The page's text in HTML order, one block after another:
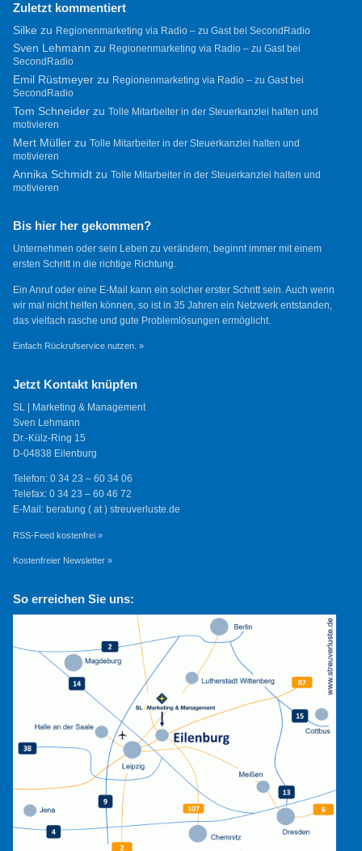
Zuletzt kommentiert
Silkezu Regionenmarketing via Radio – zu Gast bei SecondRadio
Sven Lehmann zu Regionenmarketing via Radio – zu Gast bei
SecondRadio
Emil Rüstmeyerzu Regionenmarketing via Radio – zu Gast bei
SecondRadio
Tom Schneiderzu Tolle Mitarbeiter in der Steuerkanzlei halten und
motivieren
Mert Müllerzu Tolle Mitarbeiter in der Steuerkanzlei halten und
motivieren
Annika Schmidtzu Tolle Mitarbeiter in der Steuerkanzlei halten und
motivieren
Bis hier her gekommen?
Unternehmen oder sein Leben zu verändern, beginnt immer mit einem
ersten Schritt in die richtige Richtung.
Ein Anruf oder eine E-Mail kann ein solcher erster Schritt sein. Auch wenn
wir mal nicht helfen können, so ist in 35 Jahren ein Netzwerk entstanden,
das vielfach rasche und gute Problemlösungen ermöglicht.
Einfach Rückrufservice nutzen. »
Jetzt Kontakt knüpfen
SL | Marketing & Management
Sven Lehmann
Dr.-Külz-Ring 15
D-04838 Eilenburg
Telefon: 0 34 23 – 60 34 06
Telefax: 0 34 23 – 60 46 72
E-Mail: beratung ( at ) streuverluste.de
RSS-Feed kostenfrei »
Kostenfreier Newsletter »
So erreichen Sie uns: